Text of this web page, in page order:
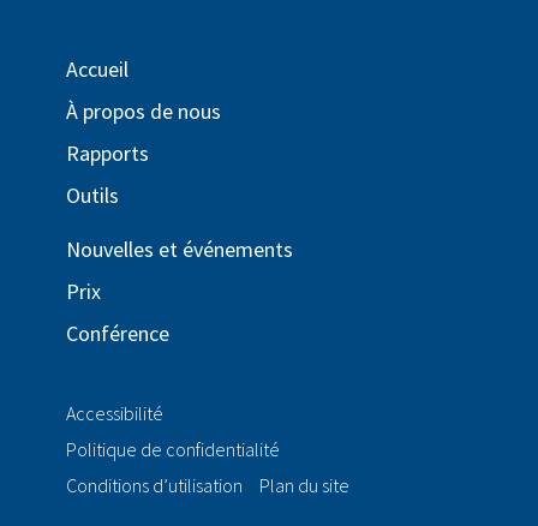
Accueil
À propos de nous
Rapports
Outils
Nouvelles et événements
Prix
Conférence
Accessibilité
Politique de confidentialité
Conditions d’utilisation
Plan du site